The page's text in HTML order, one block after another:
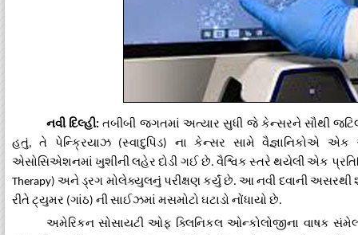
નવી દિલ્હી: તબીબી જગતમાં અત્યાર સુધી જે કેન્સરને સૌથી
હતું,તે પેન્ક્રિયાઝ(સ્વાદુપિંડ) ના કેન્સર સામે વૈજ્ઞાનિકોએ એક
એસોસિએશનમાં ખુશીની લહેર દોડી ગઈ છે. વૈશ્વિક સ્તરે થયેલી એક
Therapy)અને ડ્રગ મોલેક્યુલનું પરીક્ષણ કર્યુંછે.આ નવી દવાની અસરથી
રીતેટ્યુમર (ગાંઠ) નીસાઈઝમાં મસમોટો ઘટાડો નોંધાયો છે.
અમેરિકન સોસાયટી ઓફ ક્લિનિકલ ઓન્કોલોજીના વાષક